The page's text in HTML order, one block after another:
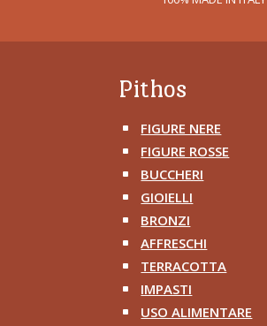
Pithos
^ FIGURE NERE
^ FIGURE ROSSE
^ BUCCHERI
^ GIOIELLI
^ BRONZI
^ AFFRESCHI
^ TERRACOTTA
^ IMPASTI
^
USO ALIMENTARE